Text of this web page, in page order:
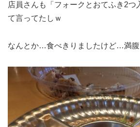
店員さんも「フォークとおてふき2つ
て言ってたしｗ
なんとか…食べきりましたけど…満腹